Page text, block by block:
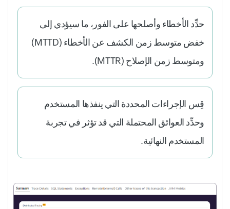
حدِّد الأخطاء وأصلحها على الفور، ما سيؤدي إلى
خفض متوسط زمن الكشف عن الأخطاء (MTTD)
ومتوسط زمن الإصلاح (MTTR).
قِس الإجراءات المحددة التي ينفذها المستخدم
وحدِّد العوائق المحتملة التي قد تؤثر في تجربة
المستخدم النهائية.